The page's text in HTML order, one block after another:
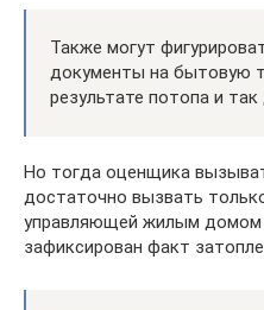
Также могут
документы на бытовую
результате потопа и так
Но тогда оценщика
достаточно вызвать
управляющей жилым домом
зафиксирован факт